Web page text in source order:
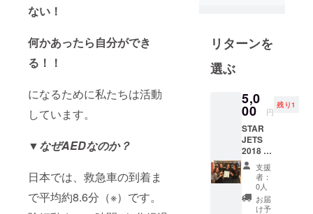
ない！
何かあったら自分ができ
る！！
になるために私たちは活動
しています。
▼なぜAEDなのか？
日本では、救急車の到着ま
で平均約8.6分（※）です。
リターンを
選ぶ
5,0
00 円
残り1
STAR
JETS
2018 -
19
SEASO
ROOKI
ES サイ
支援
者：
0人
お届
け予